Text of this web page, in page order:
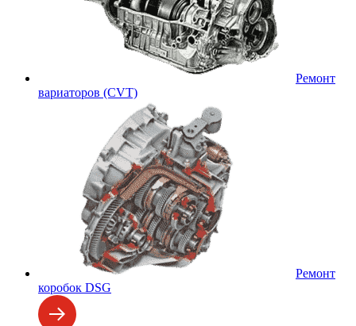
Ремонт
вариаторов (CVT)
Ремонт
коробок DSG